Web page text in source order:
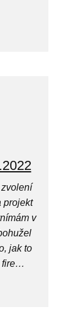
projekt
v
jak to
fire…